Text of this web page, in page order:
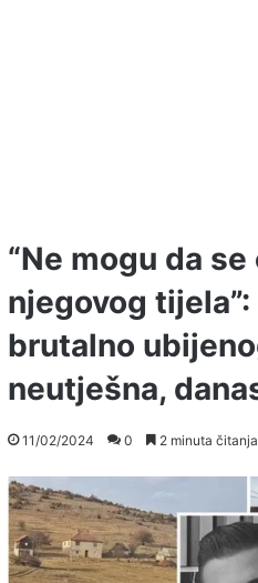
“Ne mogu da
njegovog
brutalno
neutješna,
11/02/2024 0 2 minuta čitanja